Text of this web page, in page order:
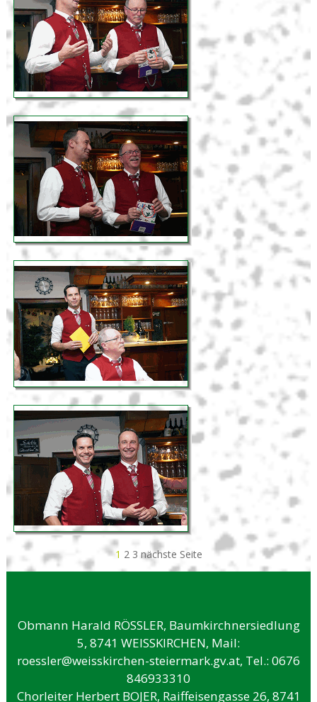
1 2 3 nächste Seite
Obmann Harald RÖSSLER, Baumkirchnersiedlung
5, 8741 WEISSKIRCHEN, Mail:
roessler@weisskirchen-steiermark.gv.at, Tel.: 0676
846933310
Chorleiter Herbert BOJER, Raiffeisengasse 26, 8741